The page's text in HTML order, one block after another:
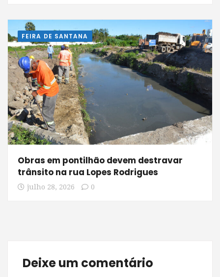
FEIRA DE SANTANA
Obras em pontilhão devem destravar
trânsito na rua Lopes Rodrigues
julho 28, 2026 0
Deixe um comentário